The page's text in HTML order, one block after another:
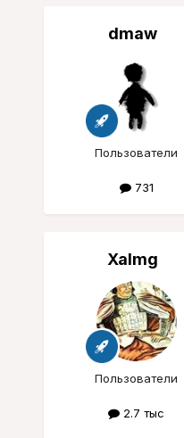
dmaw
Пользователи
731
Xalmg
Пользователи
2.7 тыс